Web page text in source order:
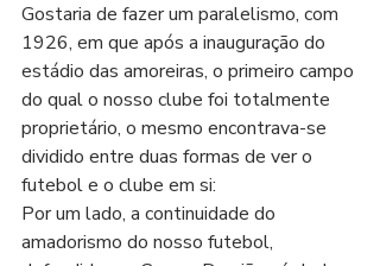
Gostaria de fazer um paralelismo, com
1926, em que após a inauguração do
estádio das amoreiras, o primeiro campo
do qual o nosso clube foi totalmente
proprietário, o mesmo encontrava-se
dividido entre duas formas de ver o
futebol e o clube em si:
Por um lado, a continuidade do
amadorismo do nosso futebol,